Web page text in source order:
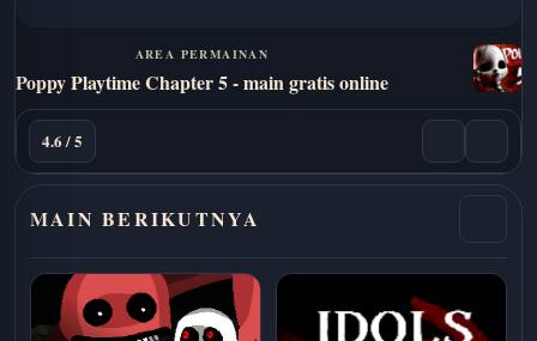
AREA PERMAINAN
Poppy Playtime Chapter 5 - main gratis online
4.6 / 5
MAIN BERIKUTNYA